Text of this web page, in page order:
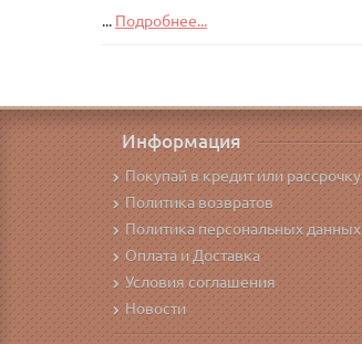
... Подробнее...
Информация
Покупай в кредит или рассрочку
Политика возвратов
Политика персональных данных
Оплата и Доставка
Условия соглашения
Новости